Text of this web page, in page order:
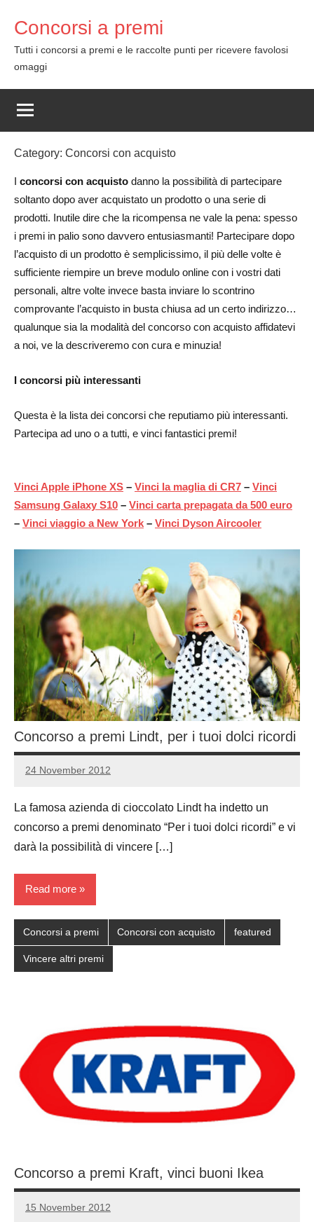
content
Concorsi a premi
Tutti i concorsi a premi e le raccolte punti per ricevere favolosi
omaggi
Category: Concorsi con acquisto
I concorsi con acquisto danno la possibilità di partecipare
soltanto dopo aver acquistato un prodotto o una serie di
prodotti. Inutile dire che la ricompensa ne vale la pena: spesso
i premi in palio sono davvero entusiasmanti! Partecipare dopo
l’acquisto di un prodotto è semplicissimo, il più delle volte è
sufficiente riempire un breve modulo online con i vostri dati
personali, altre volte invece basta inviare lo scontrino
comprovante l’acquisto in busta chiusa ad un certo indirizzo…
qualunque sia la modalità del concorso con acquisto affidatevi
a noi, ve la descriveremo con cura e minuzia!
I concorsi più interessanti
Questa è la lista dei concorsi che reputiamo più interessanti.
Partecipa ad uno o a tutti, e vinci fantastici premi!
Vinci Apple iPhone XS – Vinci la maglia di CR7 – Vinci
Samsung Galaxy S10 – Vinci carta prepagata da 500 euro
– Vinci viaggio a New York – Vinci Dyson Aircooler
Concorso a premi Lindt, per i tuoi dolci ricordi
24 November 2012
Luca
No
La famosa azienda di cioccolato Lindt ha indetto un
concorso a premi denominato “Per i tuoi dolci ricordi” e vi
darà la possibilità di vincere […]
Read more
Concorsi a premi Concorsi con acquisto featured
Vincere altri premi
Concorso a premi Kraft, vinci buoni Ikea
15 November 2012
Luca
1